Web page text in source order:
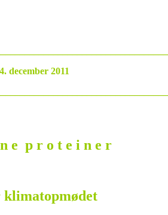
4. december 2011
e p r o t e i n e r
klimatopmødet